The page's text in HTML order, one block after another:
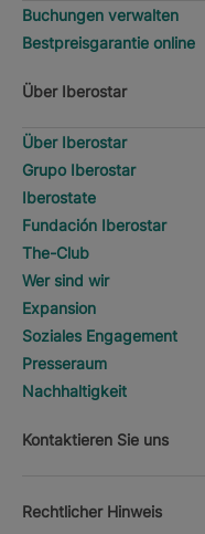
Buchungen verwalten
Bestpreisgarantie online
Über Iberostar
Über Iberostar
Grupo Iberostar
Iberostate
Fundación Iberostar
The-Club
Wer sind wir
Expansion
Soziales Engagement
Presseraum
Nachhaltigkeit
Kontaktieren Sie uns
Rechtlicher Hinweis